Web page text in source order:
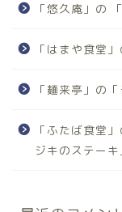
「悠久庵」の
「はまや食堂
「麺来亭」の
「ふたば食堂
ジキのステーキ